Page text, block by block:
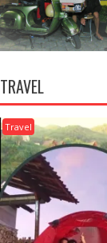
TRAVEL
Travel